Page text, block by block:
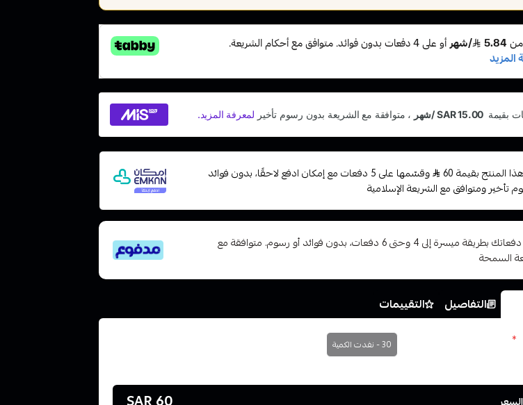
المنتج بقيمة 60
وقسّمها على 5 دفعات مع إمكان ادفع لاحقًا، بدون فوائد
تأخير ومتوافق مع الشريعة الإسلامية
قسم دفعاتك بطريقة ميسرة إلى 4 وحتى 6 دفعات، بدون فوائد أو رسوم. متوافقة مع
السمحة
التفاصيل التقييمات
* 30 - نفدت الكمية